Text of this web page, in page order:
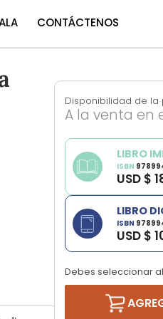
CONTÁCTENOS
Disponibilidad de la
A la venta en
LIBRO
ISBN
USD $
LIBRO
ISBN
USD $
Debes seleccionar